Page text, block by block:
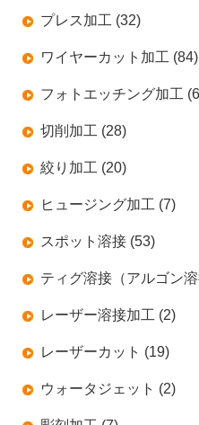
プレス加工 (32)
ワイヤーカット加工 (84)
フォトエッチング加工
切削加工 (28)
絞り加工 (20)
ヒュージング加工 (7)
スポット溶接 (53)
ティグ溶接（アルゴン
レーザー溶接加工 (2)
レーザーカット (19)
ウォータジェット (2)